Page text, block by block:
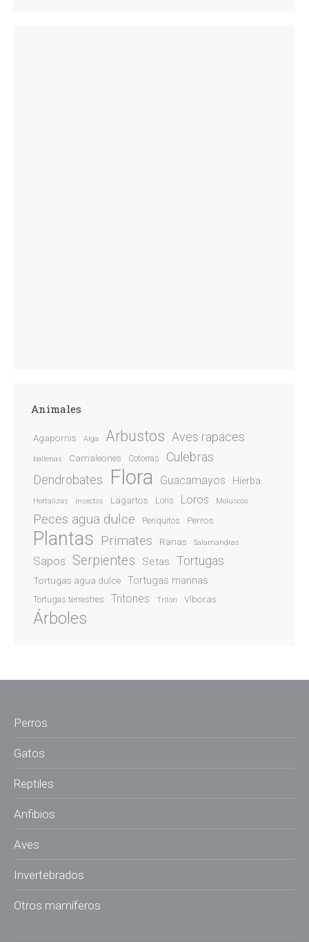
Animales
Agapornis Alga Arbustos Aves rapaces
ballenas Camaleones Cotorras Culebras
Dendrobates Flora Guacamayos Hierba
Hortalizas Insectos Lagartos Loris Loros Moluscos
Peces agua dulce Periquitos Perros
Plantas Primates Ranas Salamandras
Sapos Serpientes Setas Tortugas
Tortugas agua dulce Tortugas marinas
Tortugas terrestres Tritones Tritón Víboras
Árboles
Perros
Gatos
Reptiles
Anfibios
Aves
Invertebrados
Otros mamíferos